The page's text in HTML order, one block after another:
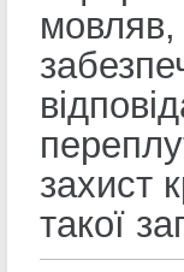
захист
такої